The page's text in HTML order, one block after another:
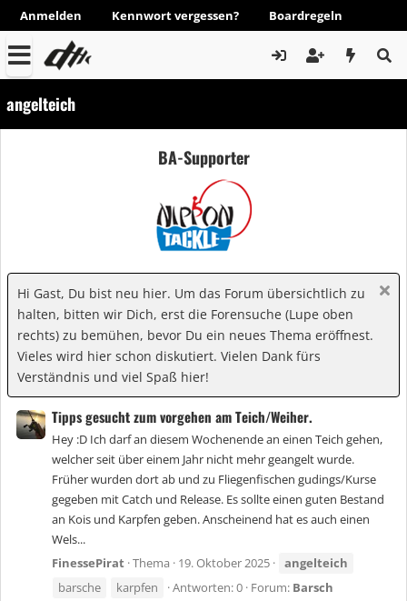
Anmelden Kennwort vergessen? Boardregeln
angelteich
BA-Supporter
Hi Gast, Du bist neu hier. Um das Forum übersichtlich zu
halten, bitten wir Dich, erst die Forensuche (Lupe oben
rechts) zu bemühen, bevor Du ein neues Thema eröffnest.
Vieles wird hier schon diskutiert. Vielen Dank fürs
Verständnis und viel Spaß hier!
Tipps gesucht zum vorgehen am Teich/Weiher.
Hey :D Ich darf an diesem Wochenende an einen Teich gehen,
welcher seit über einem Jahr nicht mehr geangelt wurde.
Früher wurden dort ab und zu Fliegenfischen gudings/Kurse
gegeben mit Catch und Release. Es sollte einen guten Bestand
an Kois und Karpfen geben. Anscheinend hat es auch einen
Wels...
FinessePirat Thema 19. Oktober 2025
angelteich
barsche
karpfen Antworten: 0 Forum: Barsch